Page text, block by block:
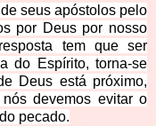
seus apóstolos pelo
por Deus por nosso
tem que ser
do Espírito, torna-se
Deus está próximo,
devemos evitar o
pecado.